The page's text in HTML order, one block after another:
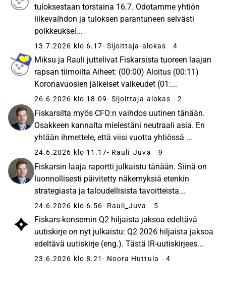
tuloksestaan torstaina 16.7. Odotamme yhtiön
liikevaihdon ja tuloksen parantuneen selvästi
poikkeuksel...
13.7.2026 klo 6.17- Sijoittaja-alokas 4
Miksu ja Rauli juttelivat Fiskarsista tuoreen laajan
rapsan tiimoilta Aiheet: (00:00) Aloitus (00:11)
Koronavuosien jälkeiset vaikeudet (01:...
26.6.2026 klo 18.09- Sijoittaja-alokas 2
Fiskarsilta myös CFO:n vaihdos uutinen tänään.
Osakkeen kannalta mielestäni neutraali asia. En
yhtään ihmettele, että viisi vuotta yhtiössä ...
24.6.2026 klo 11.17- Rauli_Juva 9
Fiskarsin laaja raportti julkaistu tänään. Siinä on
luonnollisesti päivitetty näkemyksiä etenkin
strategiasta ja taloudellisista tavoitteista...
24.6.2026 klo 6.56- Rauli_Juva 5
Fiskars-konsernin Q2 hiljaista jaksoa edeltävä
uutiskirje on nyt julkaistu: Q2 2026 hiljaista jaksoa
edeltävä uutiskirje (eng.). Tästä IR-uutiskirjees...
23.6.2026 klo 8.21 - Noora Huttula 4